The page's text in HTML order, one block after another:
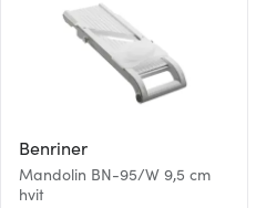
Benriner
Mandolin BN-95/W 9,5 cm
hvit